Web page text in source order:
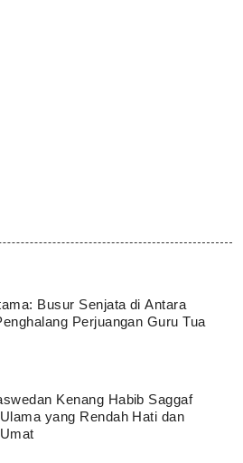
Busur Senjata di Antara
Perjuangan Guru Tua
Kenang Habib Saggaf
yang Rendah Hati dan